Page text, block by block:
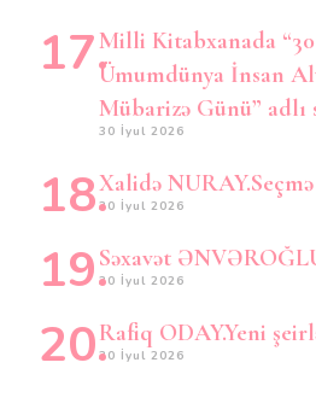
Milli Kitabxanada
Ümumdünya İnsan
Mübarizə Günü” adlı
30 İyul 2026
Xalidə
30 İyul 2026
Səxavət
30 İyul 2026
Rafiq ODAY.Yeni
30 İyul 2026